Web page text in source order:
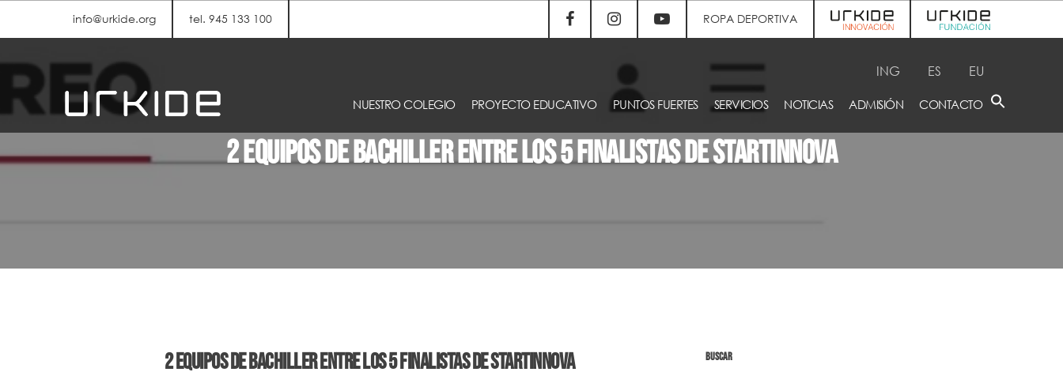
info@urkide.org tel. 945 133 100 ROPA DEPORTIVA
ING ES EU
NUESTRO COLEGIO PROYECTO EDUCATIVO PUNTOS FUERTES SERVICIOS NOTICIAS ADMISIÓN CONTACTO
2 equipos de Bachiller entre los 5 finalistas de Startinnova
2 equipos de Bachiller entre los 5 finalistas de Startinnova BUSCAR